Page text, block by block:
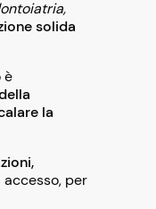
solida
è
la
per